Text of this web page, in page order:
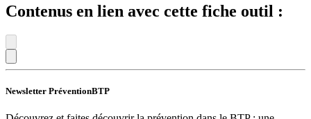
Contenus en lien avec cette fiche outil :
Newsletter PréventionBTP